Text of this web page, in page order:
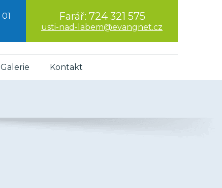
Farář: 724 321 575
usti-nad-labem@evangnet.cz
Galerie Kontakt